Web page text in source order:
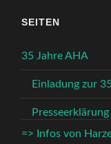
SEITEN
35 Jahre AHA
Einladung zur
=> Infos von